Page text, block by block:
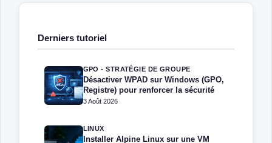
Derniers tutoriel
GPO - STRATÉGIE DE GROUPE
Désactiver WPAD sur Windows (GPO,
Registre) pour renforcer la sécurité
3 Août 2026
LINUX
Installer Alpine Linux sur une VM